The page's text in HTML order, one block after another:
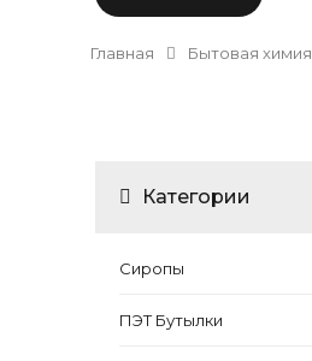
Главная Бытовая химия
Категории
Сиропы
ПЭТ Бутылки